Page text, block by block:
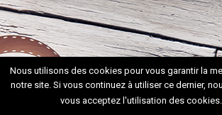
Nous utilisons des cookies pour vous garantir la
notre site. Si vous continuez à utiliser ce dernier,
vous acceptez l'utilisation des cookies.